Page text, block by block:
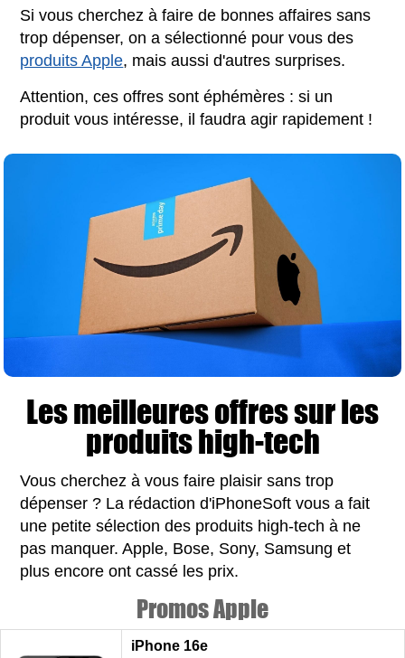
Si vous cherchez à faire de bonnes affaires sans
trop dépenser, on a sélectionné pour vous des
produits Apple, mais aussi d'autres surprises.
Attention, ces offres sont éphémères : si un
produit vous intéresse, il faudra agir rapidement !
Les meilleures offres sur les
produits high-tech
Vous cherchez à vous faire plaisir sans trop
dépenser ? La rédaction d'iPhoneSoft vous a fait
une petite sélection des produits high-tech à ne
pas manquer. Apple, Bose, Sony, Samsung et
plus encore ont cassé les prix.
Promos Apple
iPhone 16e